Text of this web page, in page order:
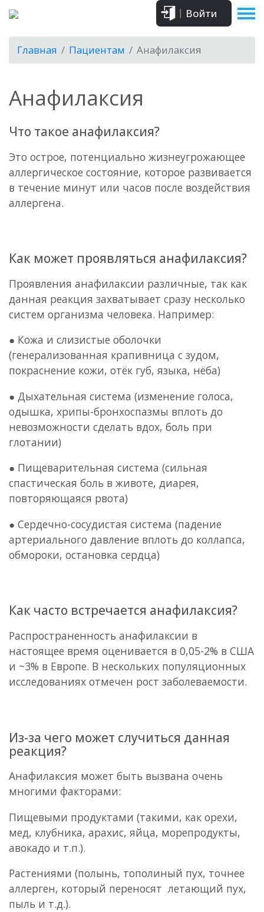
Войти
Главная Пациентам Анафилаксия
Анафилаксия
Что такое анафилаксия?
Это острое, потенциально жизнеугрожающее
аллергическое состояние, которое развивается
в течение минут или часов после воздействия
аллергена.
Как может проявляться анафилаксия?
Проявления анафилаксии различные, так как
данная реакция захватывает сразу несколько
систем организма человека. Например:
● Кожа и слизистые оболочки
(генерализованная крапивница с зудом,
покраснение кожи, отёк губ, языка, нёба)
● Дыхательная система (изменение голоса,
одышка, хрипы-бронхоспазмы вплоть до
невозможности сделать вдох, боль при
глотании)
● Пищеварительная система (сильная
спастическая боль в животе, диарея,
повторяющаяся рвота)
● Сердечно-сосудистая система (падение
артериального давление вплоть до коллапса,
обмороки, остановка сердца)
Как часто встречается анафилаксия?
Распространенность анафилаксии в
настоящее время оценивается в 0,05-2% в США
и ~3% в Европе. В нескольких популяционных
исследованиях отмечен рост заболеваемости.
Из-за чего может случиться данная
реакция?
Анафилаксия может быть вызвана очень
многими факторами:
Пищевыми продуктами (такими, как орехи,
мед, клубника, арахис, яйца, морепродукты,
авокадо и т.п.).
Растениями (полынь, тополиный пух, точнее
аллерген, который переносят летающий пух,
пыль и т.д.).